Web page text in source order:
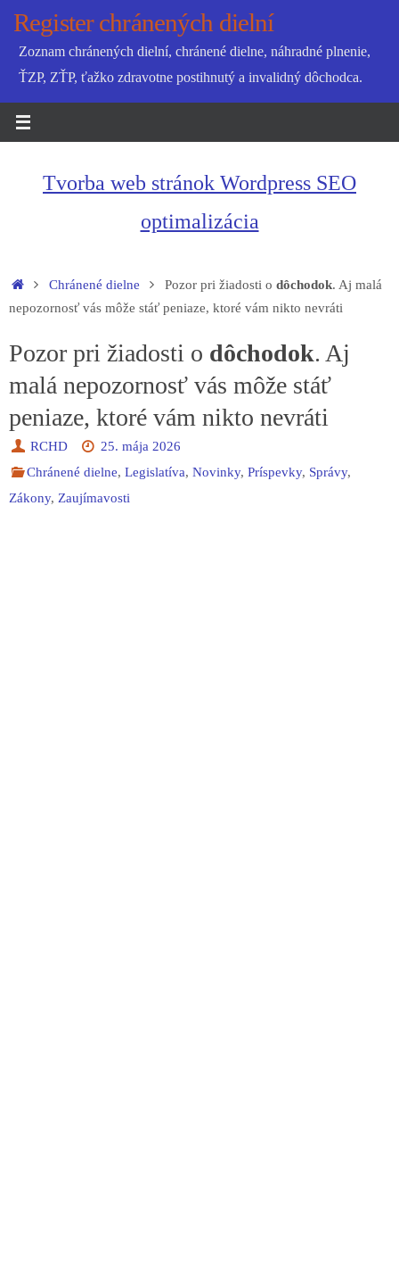
SkipRegister chránených dielní
Zoznam chránených dielní, chránené dielne, náhradné plnenie,
ŤZP, ZŤP, ťažko zdravotne postihnutý a invalidný dôchodca.
Tvorba web stránok Wordpress SEO
optimalizácia
HomeChránené dielne Pozor pri žiadosti odôchodok. Aj malá
nepozornosť vás môže stáť peniaze, ktoré vám nikto nevráti
Pozor pri žiadosti o dôchodok. Aj
malá nepozornosť vás môže stáť
peniaze, ktoré vám nikto nevráti
RCHD
25. mája 2026
Chránené dielne,Legislatíva,Novinky,Príspevky, Správy,
Zákony, Zaujímavosti